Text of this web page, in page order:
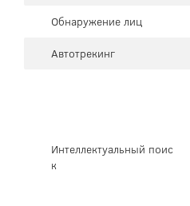
Обнаружение лиц
Автотрекинг
Интеллектуальный поис
к